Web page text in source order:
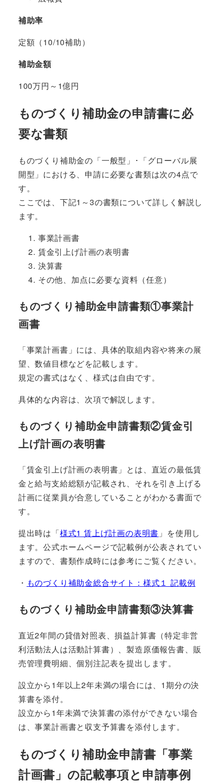
補助率
定額（10/10補助）
補助金額
100万円～1億円
ものづくり補助金の申請書に必
要な書類
ものづくり補助金の「一般型」･「グローバル展
開型」における、申請に必要な書類は次の4点で
す。
ここでは、下記1～3の書類について詳しく解説し
ます。
事業計画書
賃金引上げ計画の表明書
決算書
その他、加点に必要な資料（任意）
ものづくり補助金申請書類①事業計
画書
「事業計画書」には、具体的取組内容や将来の展
望、数値⽬標などを記載します。
規定の書式はなく、様式は自由です。
具体的な内容は、次項で解説します。
ものづくり補助金申請書類②賃金引
上げ計画の表明書
「賃⾦引上げ計画の表明書」とは、直近の最低賃
⾦と給与⽀給総額が記載され、それを引き上げる
計画に従業員が合意していることがわかる書⾯で
す。
提出時は「様式1 賃上げ計画の表明書 」を使用し
ます。公式ホームページで記載例が公表されてい
ますので、書類作成時には参考にご覧ください。
・ ものづくり補助金総合サイト：様式１ 記載例
ものづくり補助金申請書類③決算書
直近2年間の貸借対照表、損益計算書（特定非営
利活動法人は活動計算書）、製造原価報告書、販
売管理費明細、個別注記表を提出します。
設立から1年以上2年未満の場合には、1期分の決
算書を添付。
設立から1年未満で決算書の添付ができない場合
は、事業計画書と収支予算書を添付します。
ものづくり補助金申請書「事業
計画書」の記載事項と申請事例